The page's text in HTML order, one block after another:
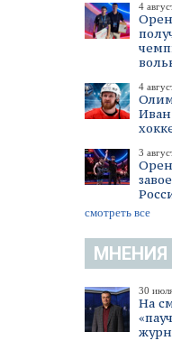
4
4
Иван
3
смотреть все
МНЕНИЯ
30
На